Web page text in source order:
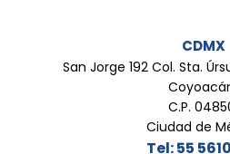
CDMX
San Jorge 192 Col. Sta.
C.P.
Ciudad de
Tel: 55 5610